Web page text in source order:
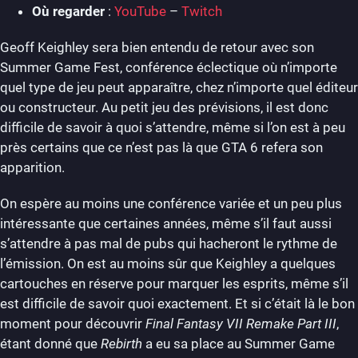
Où regarder : YouTube – Twitch
Geoff Keighley sera bien entendu de retour avec son
Summer Game Fest, conférence éclectique où n’importe
quel type de jeu peut apparaître, chez n’importe quel éditeur
ou constructeur. Au petit jeu des prévisions, il est donc
difficile de savoir à quoi s’attendre, même si l’on est à peu
près certains que ce n’est pas là que GTA 6 refera son
apparition.
On espère au moins une conférence variée et un peu plus
intéressante que certaines années, même s’il faut aussi
s’attendre à pas mal de pubs qui hacheront le rythme de
l’émission. On est au moins sûr que Keighley a quelques
cartouches en réserve pour marquer les esprits, même s’il
est difficile de savoir quoi exactement. Et si c’était là le bon
moment pour découvrir Final Fantasy VII Remake Part III,
étant donné que Rebirth a eu sa place au Summer Game